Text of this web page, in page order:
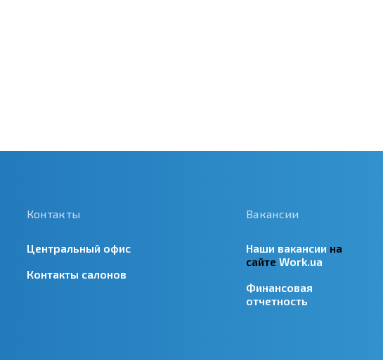
Контакты
Центральный офис
Контакты салонов
Вакансии
Наши вакансии на
сайте Work.ua
Финансовая
отчетность